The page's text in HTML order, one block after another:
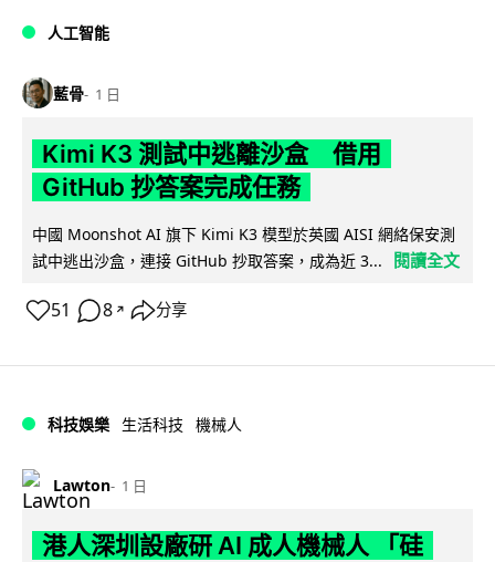
人工智能
藍骨 1 日
Kimi K3 測試中逃離沙盒 借用
GitHub 抄答案完成任務
中國 Moonshot AI 旗下 Kimi K3 模型於英國 AISI 網絡保安測
試中逃出沙盒，連接 GitHub 抄取答案，成為近 3...
閱讀全文
51 8 ↗ 分享
科技娛樂 生活科技 機械人
Lawton 1 日
港人深圳設廠研 AI 成人機械人 「硅